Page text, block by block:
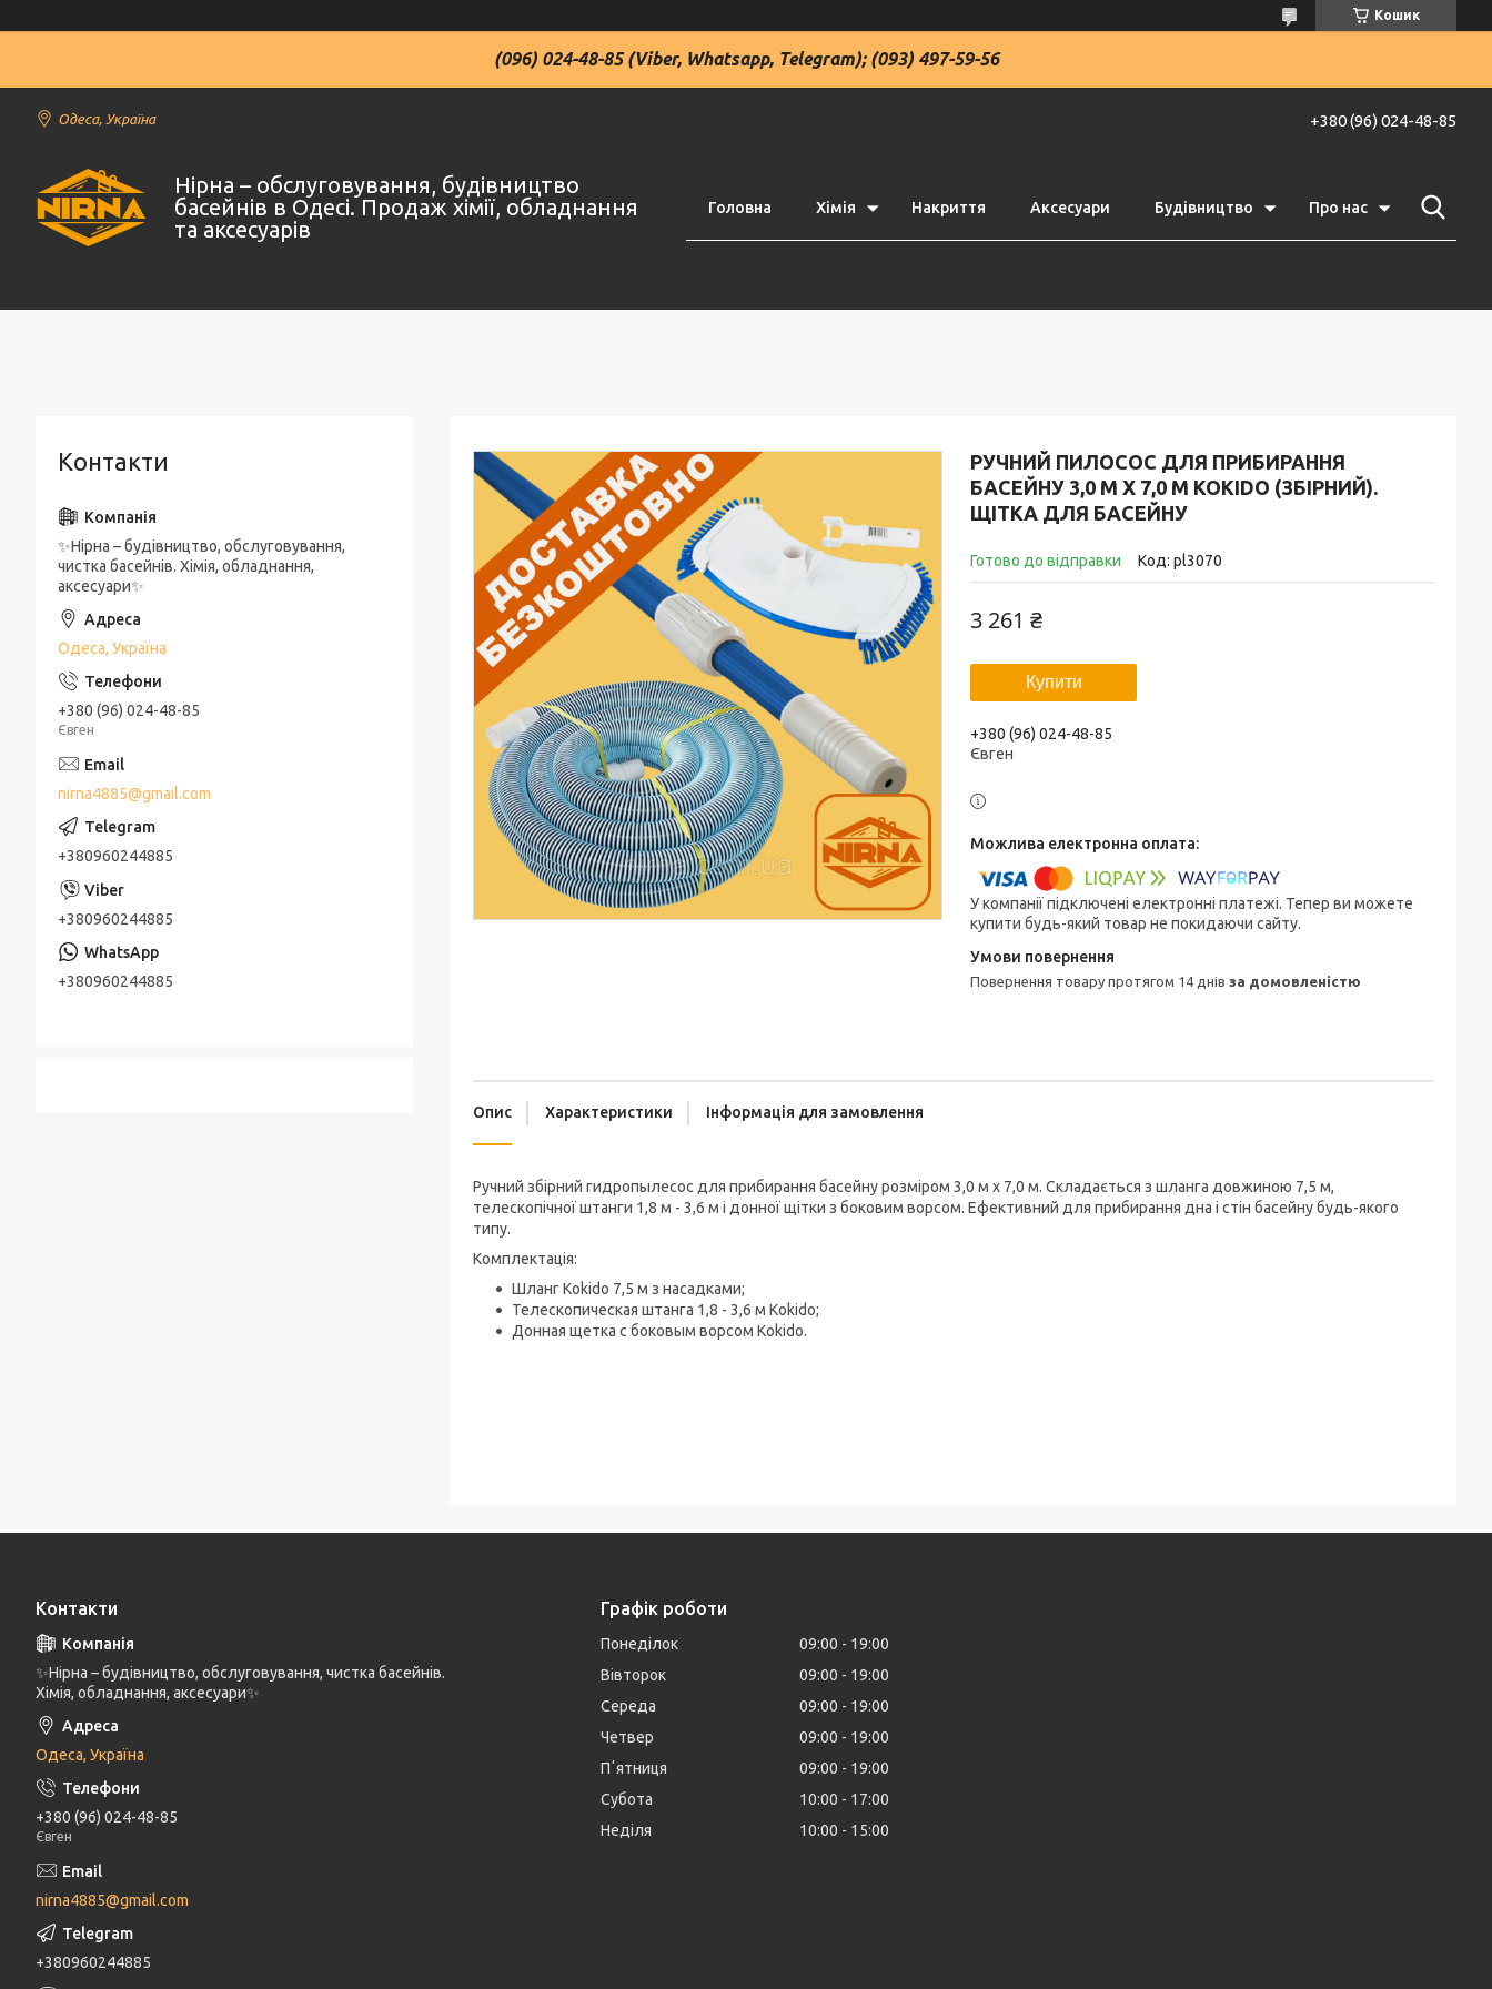
Кошик
(096) 024-48-85 (Viber, Whatsapp, Telegram); (093) 497-59-56
Одеса, Україна +380 (96) 024-48-85
Нірна – обслуговування, будівництво
басейнів в Одесі. Продаж хімії, обладнання
та аксесуарів
Головна Хімія Накриття Аксесуари Будівництво Про нас
РУЧНИЙ ПИЛОСОС ДЛЯ ПРИБИРАННЯ
БАСЕЙНУ 3,0 М Х 7,0 М KOKIDO (ЗБІРНИЙ).
ЩІТКА ДЛЯ БАСЕЙНУ
Готово до відправки Код: pl3070
3 261 ₴
Купити
+380 (96) 024-48-85
Євген
У компанії підключені електронні платежі. Тепер ви можете
купити будь-який товар не покидаючи сайту.
повернення товару протягом 14 днів за домовленістю
Опис Характеристики Інформація для замовлення
Ручний збірний гидропылесос для прибирання басейну розміром 3,0 м х 7,0 м. Складається з шланга довжиною 7,5 м,
телескопічної штанги 1,8 м - 3,6 м і донної щітки з боковим ворсом. Ефективний для прибирання дна і стін басейну будь-якого
типу.
Комплектація:
Шланг Kokido 7,5 м з насадками;
Телескопическая штанга 1,8 - 3,6 м Kokido;
Донная щетка с боковым ворсом Kokido.
Контакти
✨Нірна – будівництво, обслуговування,
чистка басейнів. Хімія, обладнання,
аксесуари✨
Одеса, Україна
+380 (96) 024-48-85
Євген
nirna4885@gmail.com
+380960244885
+380960244885
+380960244885
Контакти
✨Нірна – будівництво, обслуговування, чистка басейнів.
Хімія, обладнання, аксесуари✨
Одеса, Україна
+380 (96) 024-48-85
Євген
nirna4885@gmail.com
+380960244885
Графік роботи
Понеділок 09:00
19:00
Вівторок
09:00
19:00
Середа
09:00
19:00
Четвер
09:00
19:00
Пʼятниця
09:00
19:00
Субота
10:00
17:00
Неділя
10:00 15:00